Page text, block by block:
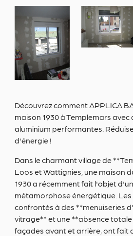
Découvrez comment APPLICA
maison 1930 à Templemars avec
aluminium performantes.
d'énergie !
Dans le charmant village de
Loos et Wattignies, une maison
1930 a récemment fait l'objet
métamorphose énergétique.
confrontés à des **menuiseries
vitrage** et une **absence
façades avant et arrière, ont fait